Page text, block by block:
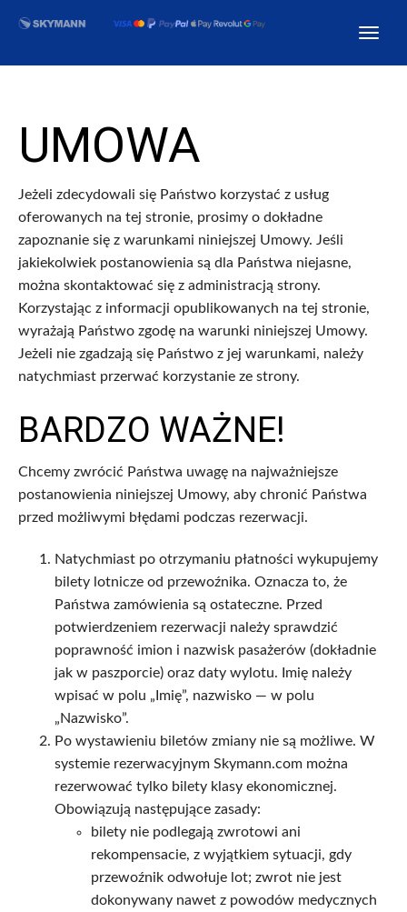
UMOWA
Jeżeli zdecydowali się Państwo korzystać z usług
oferowanych na tej stronie, prosimy o dokładne
zapoznanie się z warunkami niniejszej Umowy. Jeśli
jakiekolwiek postanowienia są dla Państwa niejasne,
można skontaktować się z administracją strony.
Korzystając z informacji opublikowanych na tej stronie,
wyrażają Państwo zgodę na warunki niniejszej Umowy.
Jeżeli nie zgadzają się Państwo z jej warunkami, należy
natychmiast przerwać korzystanie ze strony.
BARDZO WAŻNE!
Chcemy zwrócić Państwa uwagę na najważniejsze
postanowienia niniejszej Umowy, aby chronić Państwa
przed możliwymi błędami podczas rezerwacji.
Natychmiast po otrzymaniu płatności wykupujemy
bilety lotnicze od przewoźnika. Oznacza to, że
Państwa zamówienia są ostateczne. Przed
potwierdzeniem rezerwacji należy sprawdzić
poprawność imion i nazwisk pasażerów (dokładnie
jak w paszporcie) oraz daty wylotu. Imię należy
wpisać w polu „Imię”, nazwisko — w polu
„Nazwisko”.
Po wystawieniu biletów zmiany nie są możliwe. W
systemie rezerwacyjnym Skymann.com można
rezerwować tylko bilety klasy ekonomicznej.
Obowiązują następujące zasady:
bilety nie podlegają zwrotowi ani
rekompensacie, z wyjątkiem sytuacji, gdy
przewoźnik odwołuje lot; zwrot nie jest
dokonywany nawet z powodów medycznych